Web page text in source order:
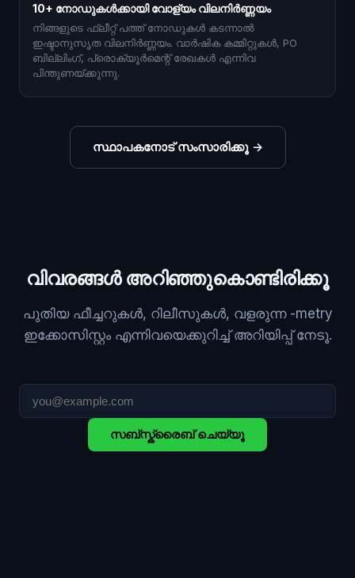
10+ നോഡുകൾക്കായി വോള്യം വിലനിർണ്ണയം
നിങ്ങളുടെ ഫ്ലീറ്റ് പത്ത് നോഡുകൾ കടന്നാൽ
ഇഷ്ടാനുസൃത വിലനിർണ്ണയം. വാർഷിക കമ്മിറ്റുകൾ, PO
ബില്ലിംഗ്, പ്രൊക്യൂർമെന്റ് രേഖകൾ എന്നിവ
പിന്തുണയ്ക്കുന്നു.
സ്ഥാപകനോട് സംസാരിക്കൂ→
വിവരങ്ങൾ അറിഞ്ഞുകൊണ്ടിരിക്കൂ
പുതിയ ഫീച്ചറുകൾ, റിലീസുകൾ, വളരുന്ന -metry
ഇക്കോസിസ്റ്റം എന്നിവയെക്കുറിച്ച് അറിയിപ്പ് നേടൂ.
സബ്സ്ക്രൈബ് ചെയ്യൂ